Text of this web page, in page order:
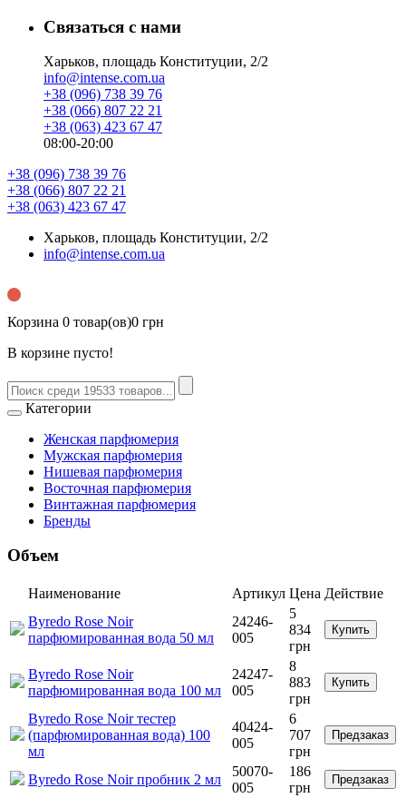
Связаться с нами
Харьков, площадь Конституции, 2/2
info@intense.com.ua
+38 (096) 738 39 76
+38 (066) 807 22 21
+38 (063) 423 67 47
08:00-20:00
+38 (096) 738 39 76
+38 (066) 807 22 21
+38 (063) 423 67 47
Харьков, площадь Конституции, 2/2
info@intense.com.ua
Корзина 0 товар(ов)0 грн
В корзине пусто!
Категории
Женская парфюмерия
Мужская парфюмерия
Нишевая парфюмерия
Восточная парфюмерия
Винтажная парфюмерия
Бренды
Объем
Наименование Артикул Цена Действие
Byredo Rose Noir
парфюмированная вода 50 мл
24246-
005
5
834
грн
Купить
Byredo Rose Noir
парфюмированная вода 100 мл
24247-
005
8
883
грн
Купить
Byredo Rose Noir тестер
(парфюмированная вода) 100
мл
40424-
005
6
707
грн
Предзаказ
Byredo Rose Noir пробник 2 мл
50070-
005
186
грн
Предзаказ